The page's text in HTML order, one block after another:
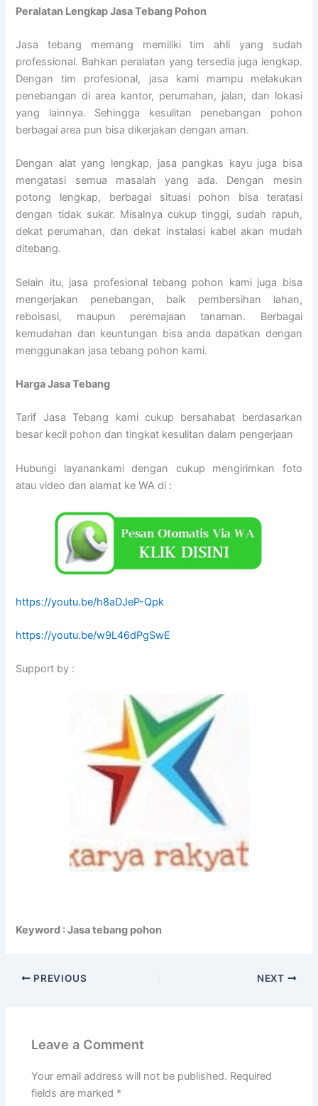
Peralatan Lengkap Jasa Tebang Pohon
Jasa tebang memang memiliki tim ahli yang sudah
professional. Bahkan peralatan yang tersedia juga lengkap.
Dengan tim profesional, jasa kami mampu melakukan
penebangan di area kantor, perumahan, jalan, dan lokasi
yang lainnya. Sehingga kesulitan penebangan pohon
berbagai area pun bisa dikerjakan dengan aman.
Dengan alat yang lengkap, jasa pangkas kayu juga bisa
mengatasi semua masalah yang ada. Dengan mesin
potong lengkap, berbagai situasi pohon bisa teratasi
dengan tidak sukar. Misalnya cukup tinggi, sudah rapuh,
dekat perumahan, dan dekat instalasi kabel akan mudah
ditebang.
Selain itu, jasa profesional tebang pohon kami juga bisa
mengerjakan penebangan, baik pembersihan lahan,
reboisasi, maupun peremajaan tanaman. Berbagai
kemudahan dan keuntungan bisa anda dapatkan dengan
menggunakan jasa tebang pohon kami.
Harga Jasa Tebang
Tarif Jasa Tebang kami cukup bersahabat berdasarkan
besar kecil pohon dan tingkat kesulitan dalam pengerjaan
Hubungi layanankami dengan cukup mengirimkan foto
atau video dan alamat ke WA di :
https://youtu.be/h8aDJeP-Qpk
https://youtu.be/w9L46dPgSwE
Support by :
Keyword : Jasa tebang pohon
PREVIOUS NEXT
Leave a Comment
Your email address will not be published. Required
fields are marked *